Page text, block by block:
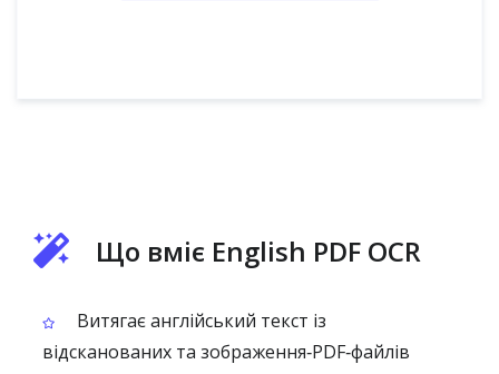
Що вміє English PDF OCR
Витягає англійський текст із
відсканованих та зображення‑PDF‑файлів